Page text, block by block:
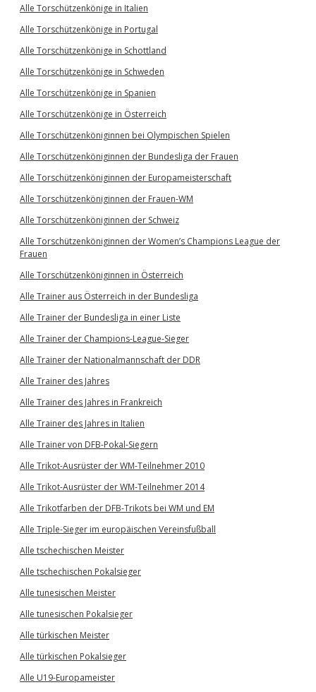
Alle Torschützenkönige in Italien
Alle Torschützenkönige in Portugal
Alle Torschützenkönige in Schottland
Alle Torschützenkönige in Schweden
Alle Torschützenkönige in Spanien
Alle Torschützenkönige in Österreich
Alle Torschützenköniginnen bei Olympischen Spielen
Alle Torschützenköniginnen der Bundesliga der Frauen
Alle Torschützenköniginnen der Europameisterschaft
Alle Torschützenköniginnen der Frauen-WM
Alle Torschützenköniginnen der Schweiz
Alle Torschützenköniginnen der Women’s Champions League der
Frauen
Alle Torschützenköniginnen in Österreich
Alle Trainer aus Österreich in der Bundesliga
Alle Trainer der Bundesliga in einer Liste
Alle Trainer der Champions-League-Sieger
Alle Trainer der Nationalmannschaft der DDR
Alle Trainer des Jahres
Alle Trainer des Jahres in Frankreich
Alle Trainer des Jahres in Italien
Alle Trainer von DFB-Pokal-Siegern
Alle Trikot-Ausrüster der WM-Teilnehmer 2010
Alle Trikot-Ausrüster der WM-Teilnehmer 2014
Alle Trikotfarben der DFB-Trikots bei WM und EM
Alle Triple-Sieger im europäischen Vereinsfußball
Alle tschechischen Meister
Alle tschechischen Pokalsieger
Alle tunesischen Meister
Alle tunesischen Pokalsieger
Alle türkischen Meister
Alle türkischen Pokalsieger
Alle U19-Europameister